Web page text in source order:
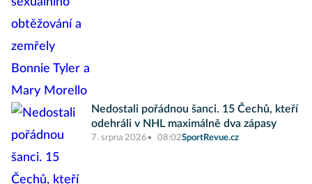
Nedostali pořádnou šanci. 15 Čechů, kteří
odehráli v NHL maximálně dva zápasy
7. srpna 2026 08:02SportRevue.cz